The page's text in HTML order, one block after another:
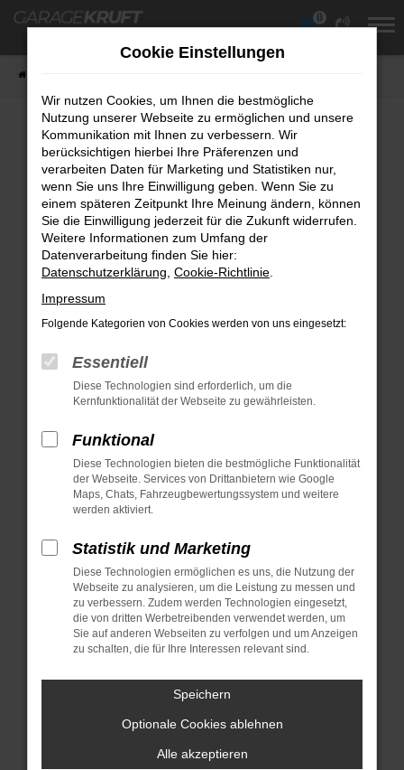
Zum
0
Fehler: Network Error
Beim Laden ist ein Fehler aufgetreten.
Hier sind ein paar Tipps, die dir helfen können:
Überprüfe deine Firewall und deine
Internetverbindung.
Laden andere Webseiten, zum Beispiel
deine Suchmaschine?
Manche Erweiterungen, wie Werbeblocker,
können das Laden bestimmter Seiten
verhindern. Funktioniert die Seite in einem
anderen Browser oder in einem privaten
Fenster?
Starte dein Gerät neu.
Das kann manchmal helfen,
Stelle sicher, dass dein Browser und dein
Betriebssystem auf dem neuesten Stand
sind.
Veraltete Software birgt nicht nur ein
Sicherheitsrisiko, sondern kann auch dazu
mehr unterstützt werden.
Wende dich an den Webseitenbetreiber.
Wenn du alle oben genannten Schritte
versucht hast, kontaktiere uns bitte. Wir
Cookie Einstellungen
Wir nutzen Cookies, um Ihnen die bestmögliche
Nutzung unserer Webseite zu ermöglichen und unsere
Kommunikation mit Ihnen zu verbessern. Wir
berücksichtigen hierbei Ihre Präferenzen und
verarbeiten Daten für Marketing und Statistiken nur,
wenn Sie uns Ihre Einwilligung geben. Wenn Sie zu
einem späteren Zeitpunkt Ihre Meinung ändern, können
Sie die Einwilligung jederzeit für die Zukunft widerrufen.
Weitere Informationen zum Umfang der
Datenverarbeitung finden Sie hier:
Datenschutzerklärung Cookie-Richtlinie
Impressum
Folgende Kategorien von Cookies werden von uns eingesetzt:
Essentiell
Diese Technologien sind erforderlich, um die
Kernfunktionalität der Webseite zu gewährleisten.
Funktional
Diese Technologien bieten die bestmögliche Funktionalität
der Webseite. Services von Drittanbietern wie Google
Maps, Chats, Fahrzeugbewertungssystem und weitere
werden aktiviert.
Statistik und Marketing
Diese Technologien ermöglichen es uns, die Nutzung der
Webseite zu analysieren, um die Leistung zu messen und
zu verbessern. Zudem werden Technologien eingesetzt,
die von dritten Werbetreibenden verwendet werden, um
Sie auf anderen Webseiten zu verfolgen und um Anzeigen
zu schalten, die für Ihre Interessen relevant sind.
Speichern
Optionale Cookies ablehnen
Alle akzeptieren